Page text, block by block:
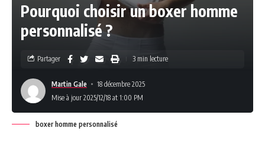
Pourquoi choisir un boxer homme
personnalisé ?
Martin Gale
18 décembre 2025
Mise à jour 2025/12/18 at 1:00 PM
Partager 3 min lecture
boxer homme personnalisé